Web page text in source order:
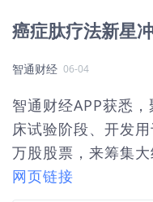
癌症肽疗法新星
智通财经 06-04
智通财经APP获悉
床试验阶段、开发
万股股票，来筹集
网页链接